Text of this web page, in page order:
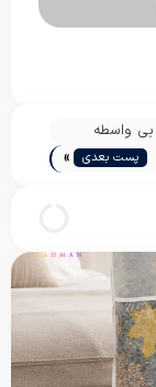
واسطه
پست بعدی »